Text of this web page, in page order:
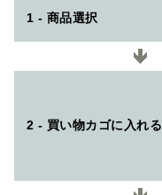
1 - 商品選択
2 - 買い物カゴに入れる